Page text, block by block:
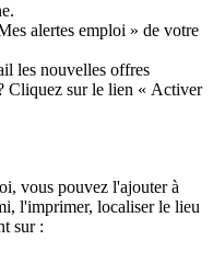
alertes emploi » de votre
les nouvelles offres
Cliquez sur le lien « Activer
vous pouvez l'ajouter à
l'imprimer, localiser le lieu
sur :